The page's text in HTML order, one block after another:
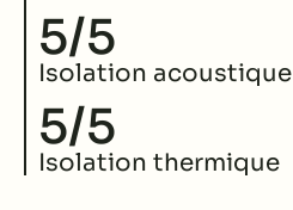
Isolation acoustique
5/5
Isolation thermique
5/5